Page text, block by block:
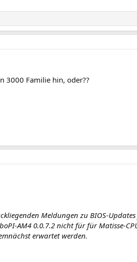
3000 Familie hin, oder??
Meldungen zu BIOS-
AM4 0.0.7.2 nicht für für Matisse-
erwartet werden.